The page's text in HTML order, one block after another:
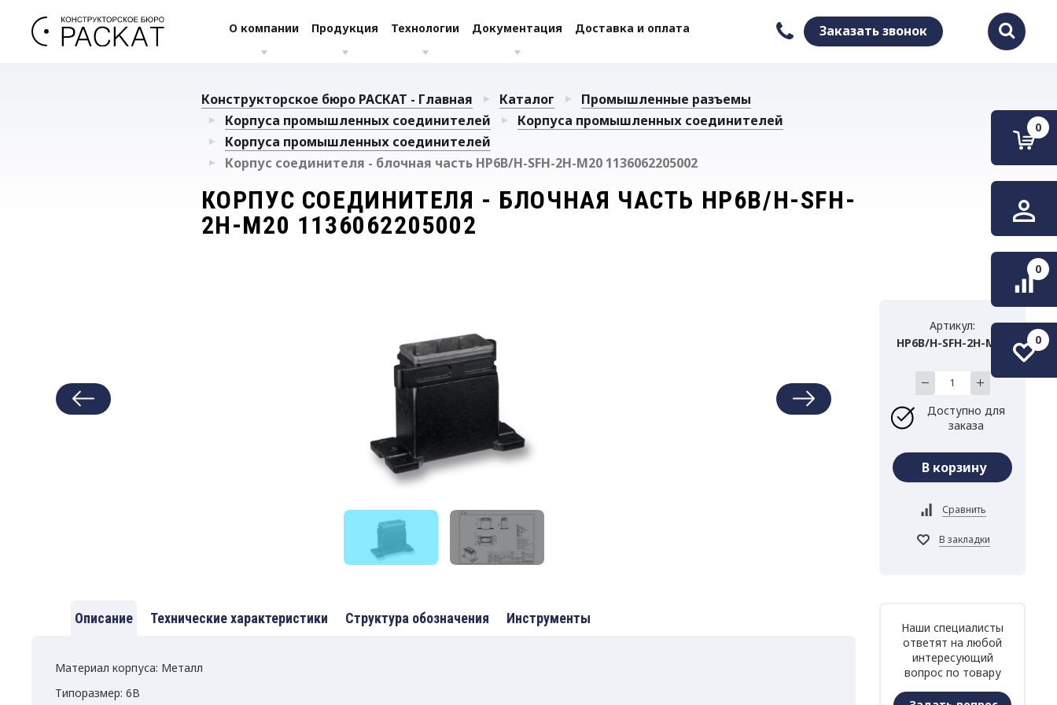
О компании Продукция Технологии Документация Доставка и оплата Заказать звонок
0
0
0
Конструкторское бюро РАСКАТ - Главная Каталог
Промышленные разъемы
Корпуса промышленных соединителей
Корпуса промышленных соединителей
Корпуса промышленных соединителей
Корпус соединителя - блочная часть HP6B/H-SFH-2H-M20 1136062205002
КОРПУС СОЕДИНИТЕЛЯ - БЛОЧНАЯ ЧАСТЬ HP6B/H-SFH-
2H-M20 1136062205002
Описание Технические характеристики Структура обозначения Инструменты
Материал корпуса: Металл
Типоразмер: 6B
Артикул:
HP6B/H-SFH-2H-M20
Доступно для
заказа
Наши специалисты
ответят на любой
интересующий
вопрос по товару